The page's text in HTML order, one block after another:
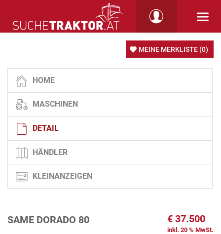
MEINE MERKLISTE (0)
HOME
MASCHINEN
DETAIL
HÄNDLER
KLEINANZEIGEN
SAME DORADO 80 € 37.500
inkl. 20 % MwSt.